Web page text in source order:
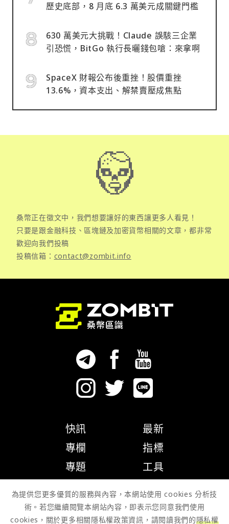
歷史底部，8 月底 6.3 萬美元成關鍵門檻
630 萬美元大挑戰！Claude 誤駭三企業
引恐慌，BitGo 執行長曬錢包嗆：來拿啊
SpaceX 財報公布後重挫！股價重挫
13.6%，資本支出、解禁賣壓成焦點
桑幣正在徵文中，我們想要讓好的東西讓更多人看見！
只要是跟金融科技、區塊鏈及加密貨幣相關的文章，都非常
歡迎向我們投稿
投稿信箱： contact@zombit.info
快訊
專欄
專題
最新
指標
工具
為提供您更多優質的服務與內容，本網站使用 cookies 分析技
術。若您繼續閱覽本網站內容，即表示您同意我們使用
cookies，關於更多相關隱私權政策資訊，請閱讀我們的隱私權